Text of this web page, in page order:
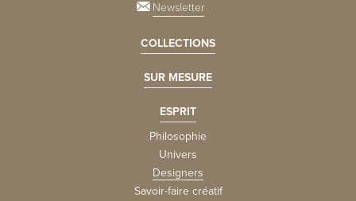
Newsletter
COLLECTIONS
SUR MESURE
ESPRIT
Philosophie
Univers
Designers
Savoir-faire créatif